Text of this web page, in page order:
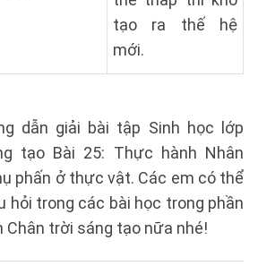
tạo ra thế hệ
mới.
dẫn giải bài tập Sinh học lớp
tạo Bài 25: Thực hành Nhân
phấn ở thực vật. Các em có thể
hỏi trong các bài học trong phần
Chân trời sáng tạo nữa nhé!